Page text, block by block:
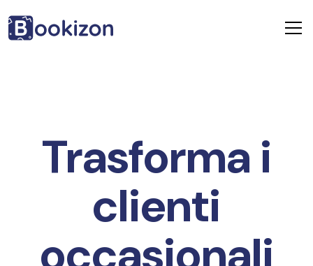
Trasforma i
clienti